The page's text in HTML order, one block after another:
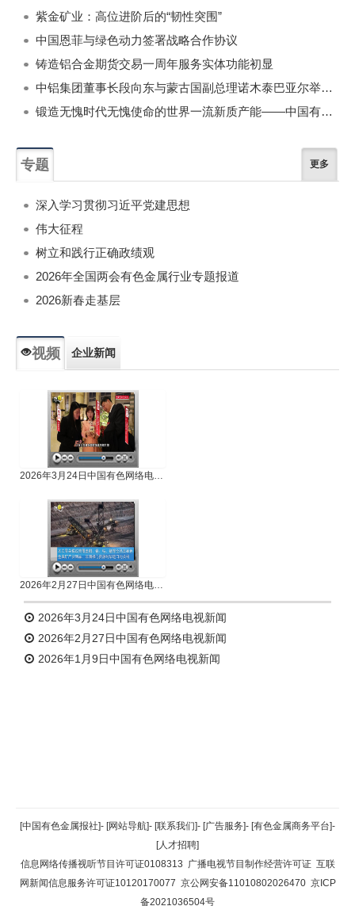
紫金矿业：高位进阶后的“韧性突围”
中国恩菲与绿色动力签署战略合作协议
铸造铝合金期货交易一周年服务实体功能初显
中铝集团董事长段向东与蒙古国副总理诺木泰巴亚尔举行会谈
锻造无愧时代无愧使命的世界一流新质产能——中国有色金属工业的战略应对与破局之道（二）
专题 更多
深入学习贯彻习近平党建思想
伟大征程
树立和践行正确政绩观
2026年全国两会有色金属行业专题报道
2026新春走基层
视频 企业新闻
2026年3月24日中国有色网络电视新闻
2026年2月27日中国有色网络电视新闻
2026年3月24日中国有色网络电视新闻
2026年2月27日中国有色网络电视新闻
2026年1月9日中国有色网络电视新闻
返回顶部
返回首页
[中国有色金属报社]- [网站导航]- [联系我们]- [广告服务]- [有色金属商务平台]-
[人才招聘]
信息网络传播视听节目许可证0108313 广播电视节目制作经营许可证 互联
网新闻信息服务许可证10120170077 京公网安备11010802026470 京ICP
备2021036504号